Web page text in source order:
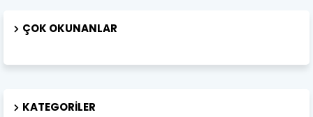
ÇOK OKUNANLAR
KATEGORILER